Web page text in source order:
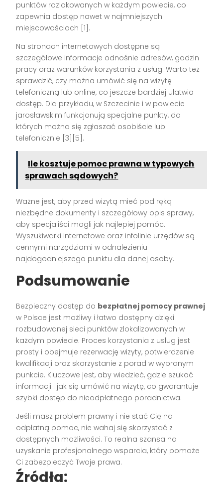
punktów rozlokowanych w każdym powiecie, co
zapewnia dostęp nawet w najmniejszych
miejscowościach [1].
Na stronach internetowych dostępne są
szczegółowe informacje odnośnie adresów, godzin
pracy oraz warunków korzystania z usług. Warto też
sprawdzić, czy można umówić się na wizytę
telefoniczną lub online, co jeszcze bardziej ułatwia
dostęp. Dla przykładu, w Szczecinie i w powiecie
jarosławskim funkcjonują specjalne punkty, do
których można się zgłaszać osobiście lub
telefonicznie [3][5].
Ile kosztuje pomoc prawna w typowych
sprawach sądowych?
Ważne jest, aby przed wizytą mieć pod ręką
niezbędne dokumenty i szczegółowy opis sprawy,
aby specjaliści mogli jak najlepiej pomóc.
Wyszukiwarki internetowe oraz infolinie urzędów są
cennymi narzędziami w odnalezieniu
najdogodniejszego punktu dla danej osoby.
Podsumowanie
Bezpieczny dostęp do bezpłatnej pomocy prawnej
w Polsce jest możliwy i łatwo dostępny dzięki
rozbudowanej sieci punktów zlokalizowanych w
każdym powiecie. Proces korzystania z usług jest
prosty i obejmuje rezerwację wizyty, potwierdzenie
kwalifikacji oraz skorzystanie z porad w wybranym
punkcie. Kluczowe jest, aby wiedzieć, gdzie szukać
informacji i jak się umówić na wizytę, co gwarantuje
szybki dostęp do nieodpłatnego poradnictwa.
Jeśli masz problem prawny i nie stać Cię na
odpłatną pomoc, nie wahaj się skorzystać z
dostępnych możliwości. To realna szansa na
uzyskanie profesjonalnego wsparcia, który pomoże
Ci zabezpieczyć Twoje prawa.
Źródła: